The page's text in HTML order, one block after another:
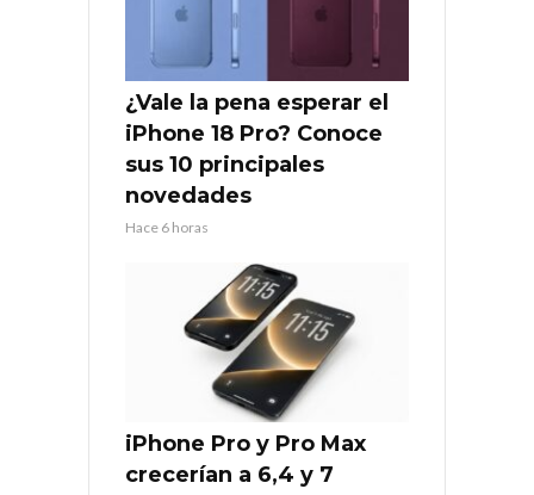
¿Vale la pena esperar el
iPhone 18 Pro? Conoce
sus 10 principales
novedades
Hace 6 horas
iPhone Pro y Pro Max
crecerían a 6,4 y 7